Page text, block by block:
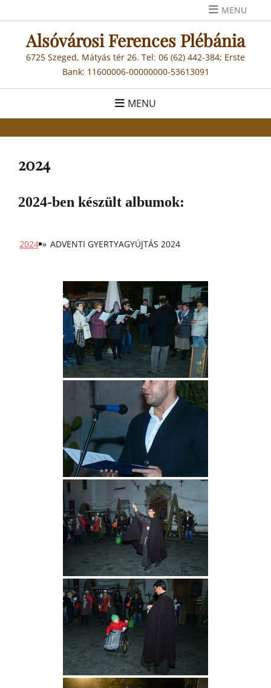
to
content
MENU
Alsóvárosi Ferences Plébánia
6725 Szeged, Mátyás tér 26. Tel: 06 (62) 442-384; Erste
Bank: 11600006-00000000-53613091
MENU
2024
2024-ben készült albumok:
2024 » ADVENTI GYERTYAGYÚJTÁS 2024